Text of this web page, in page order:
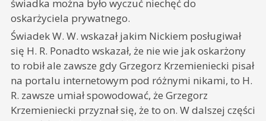
świadka można było wyczuć niechęć do
oskarżyciela prywatnego.
Świadek W. W. wskazał jakim Nickiem posługiwał
się H. R. Ponadto wskazał, że nie wie jak oskarżony
to robił ale zawsze gdy Grzegorz Krzemieniecki pisał
na portalu internetowym pod różnymi nikami, to H.
R. zawsze umiał spowodować, że Grzegorz
Krzemieniecki przyznał się, że to on. W dalszej części